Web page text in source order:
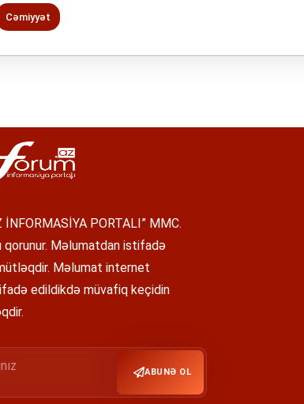
Cəmiyyət
İNFORMASİYA PORTALI” MMC.
qorunur. Məlumatdan istifadə
Məlumat internet
edildikdə müvafiq keçidin
ABUNƏ OL